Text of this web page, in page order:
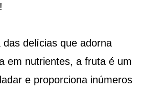
delícias que adorna
em nutrientes, a fruta é um
e proporciona inúmeros